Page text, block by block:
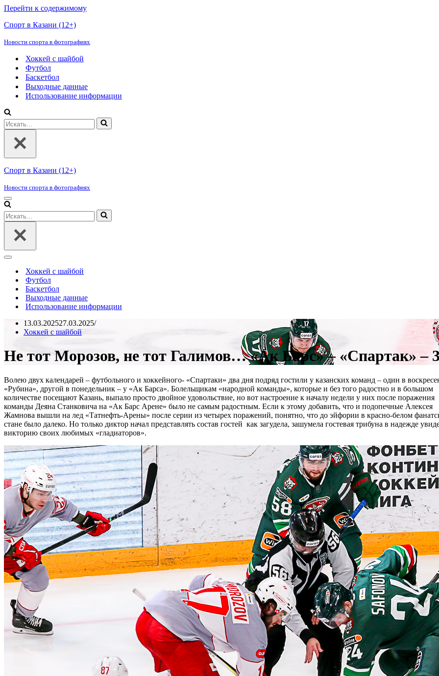
Перейти к содержимому
Спорт в Казани (12+)
Новости спорта в фотографиях
Хоккей с шайбой
Футбол
Баскетбол
Выходные данные
Использование информации
Искать...
Спорт в Казани (12+)
Новости спорта в фотографиях
Меню
навигации
Искать...
Меню
навигацииХоккей с шайбой
Футбол
Баскетбол
Выходные данные
Использование информации
13.03.202527.03.2025
Хоккей с шайбой
Не тот Морозов, не тот Галимов… «Ак Барс» – «Спартак» –
Волею двух календарей – футбольного и хоккейного- «Спартаки» два дня подряд гостили у казанских команд – один в
«Рубина», другой в понедельник – у «Ак Барса». Болельщикам «народной команды», которые и без того радостно и в большом
количестве посещают Казань, выпало просто двойное удовольствие, но вот настроение к началу недели у них после поражения
команды Деяна Станковича на «Ак Барс Арене» было не самым радостным. Если к этому добавить, что и подопечные Алексея
Жамнова вышли на лед «Татнефть-Арены» после серии из четырех поражений, понятно, что до эйфории в красно-белом
стане было далеко. Но только диктор начал представлять состав гостей как загудела, зашумела гостевая трибуна в надежде
викторию своих любимых «гладиаторов».